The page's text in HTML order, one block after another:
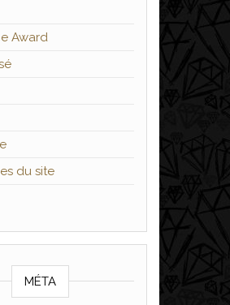
Award
du site
MÉTA